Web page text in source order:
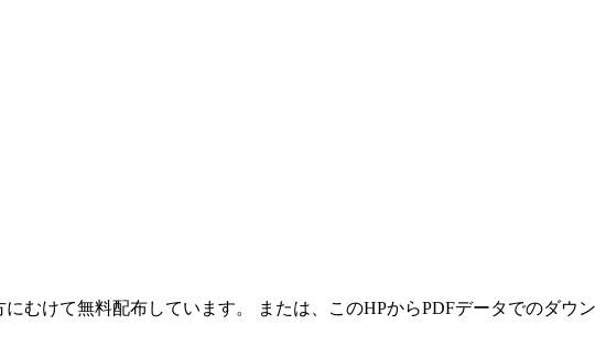
むけて無料配布しています。 または、このHPからPDFデータでのダウ